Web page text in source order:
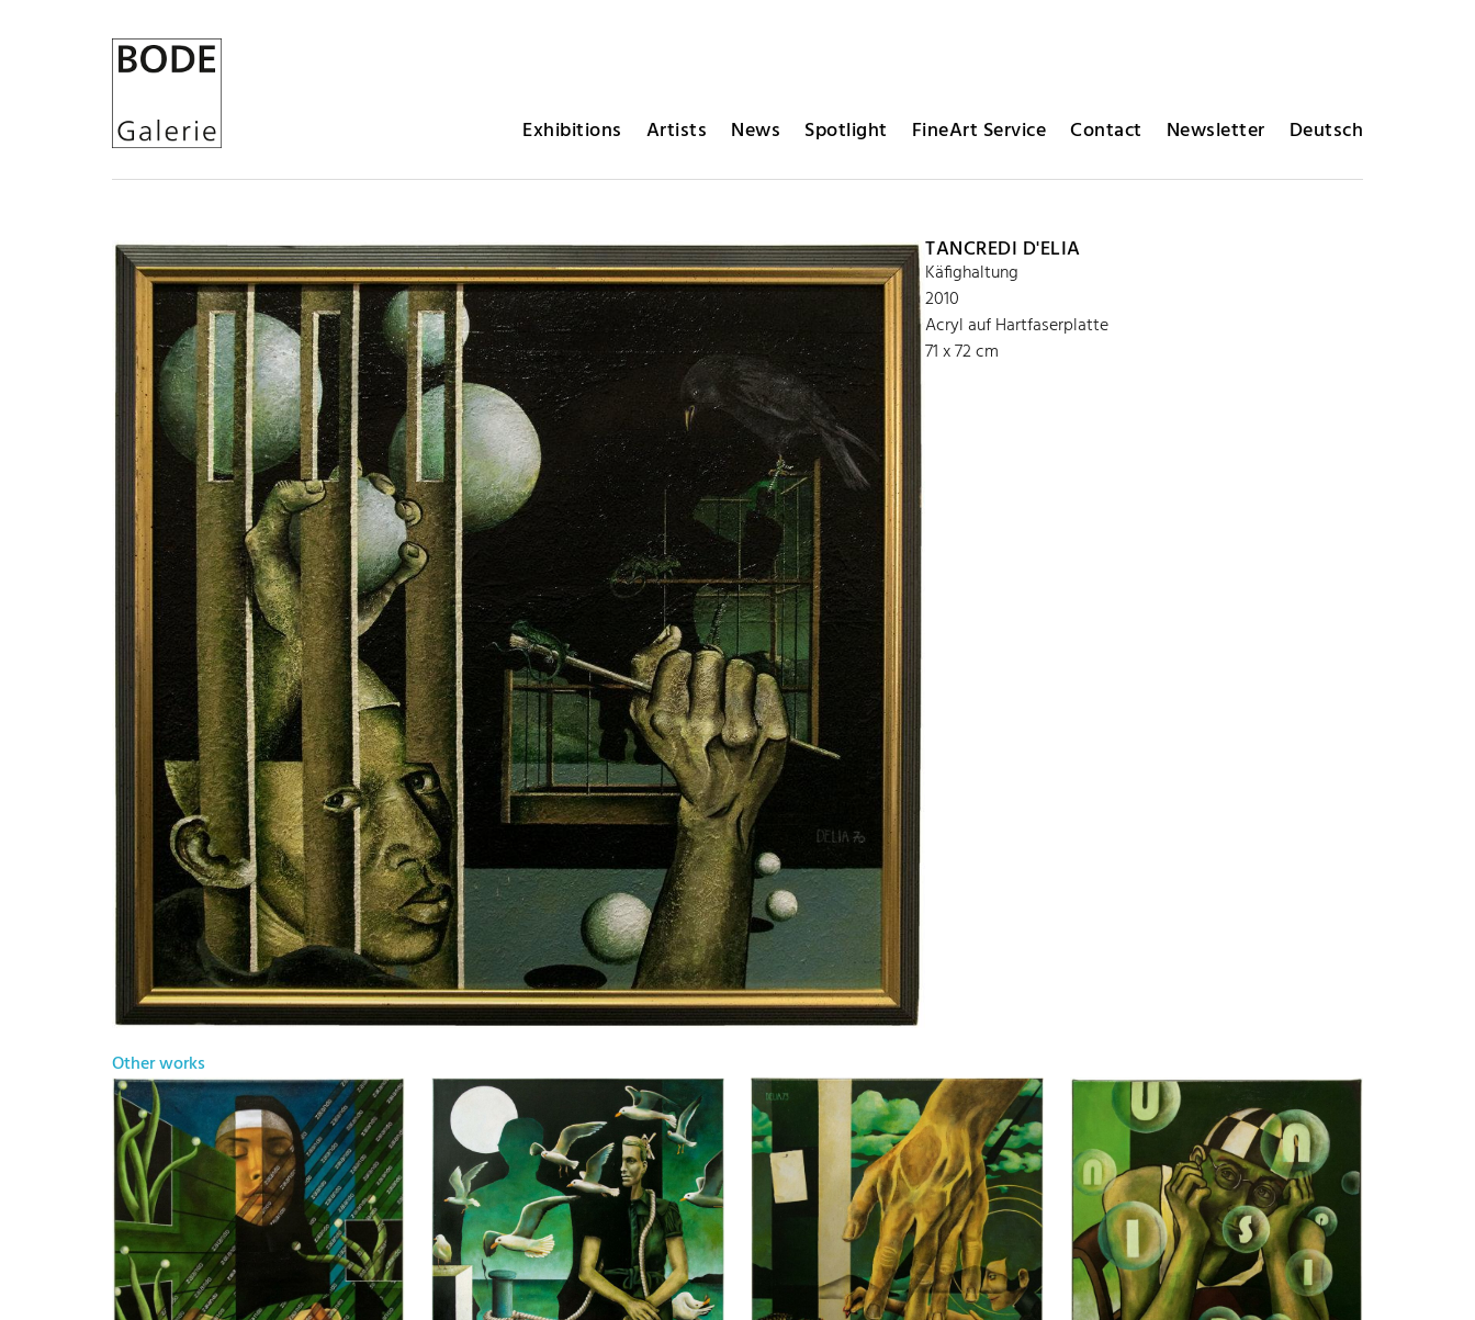
Exhibitions Artists News Spotlight FineArt Service Contact Newsletter Deutsch
TANCREDI D'ELIA
Käfighaltung
2010
Acryl auf Hartfaserplatte
71 x 72 cm
Other works